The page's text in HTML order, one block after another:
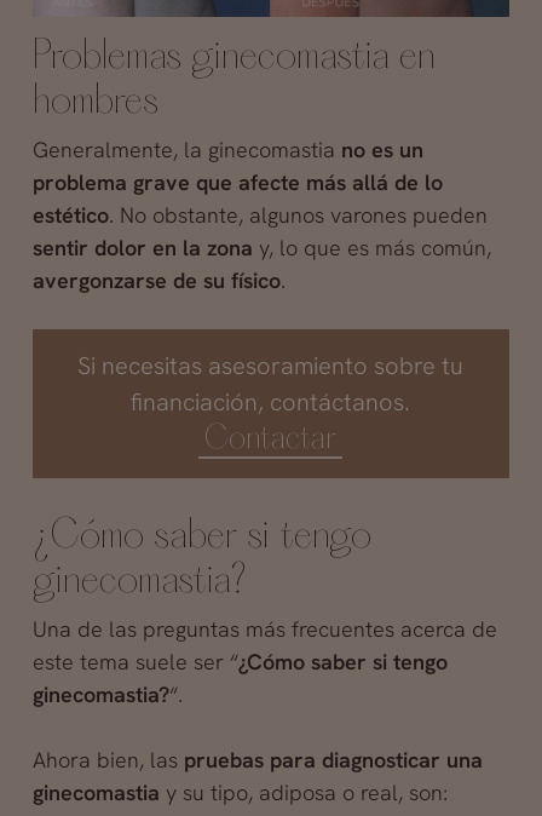
Problemas ginecomastia en
hombres
Generalmente, la ginecomastia no es un
problema grave que afecte más allá de lo
estético. No obstante, algunos varones pueden
sentir dolor en la zona y, lo que es más común,
avergonzarse de su físico.
Si necesitas asesoramiento sobre tu
financiación, contáctanos.
Contactar
¿Cómo saber si tengo
ginecomastia?
Una de las preguntas más frecuentes acerca de
este tema suele ser “¿Cómo saber si tengo
ginecomastia?“.
Ahora bien, las pruebas para diagnosticar una
ginecomastia y su tipo, adiposa o real, son: